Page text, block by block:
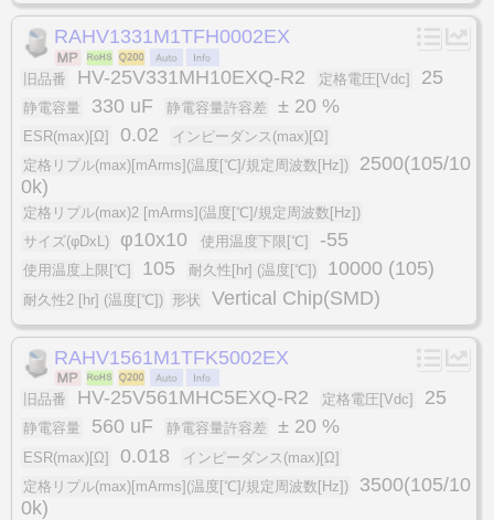
RAHV1331M1TFH0002EX
旧品番 HV-25V331MH10EXQ-R2 定格電圧[Vdc] 25
静電容量 330 uF 静電容量許容差 ± 20 %
ESR(max)[Ω] 0.02
インピーダンス(max)[Ω]
定格リプル(max)[mArms](温度[℃]/規定周波数[Hz])
2500(105/10
0k)
定格リプル(max)2 [mArms](温度[℃]/規定周波数[Hz])
サイズ(φDxL)
φ10x10 使用温度下限[℃] -55
使用温度上限[℃] 105 耐久性[hr] (温度[℃]) 10000 (105)
耐久性2 [hr] (温度[℃]) 形状 Vertical Chip(SMD)
RAHV1561M1TFK5002EX
旧品番 HV-25V561MHC5EXQ-R2 定格電圧[Vdc] 25
静電容量 560 uF 静電容量許容差 ± 20 %
ESR(max)[Ω] 0.018
インピーダンス(max)[Ω]
定格リプル(max)[mArms](温度[℃]/規定周波数[Hz])
3500(105/10
0k)